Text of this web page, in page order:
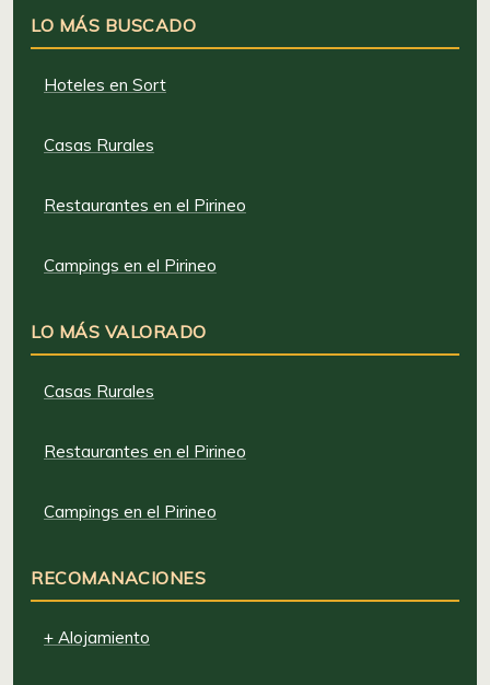
LO MÁS BUSCADO
Hoteles en Sort
Casas Rurales
Restaurantes en el Pirineo
Campings en el Pirineo
LO MÁS VALORADO
Casas Rurales
Restaurantes en el Pirineo
Campings en el Pirineo
RECOMANACIONES
+ Alojamiento